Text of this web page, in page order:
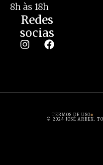
8h às 18h
Redes
socias
TERMOS DE USO
© 2024 JOSÉ ARBEX.